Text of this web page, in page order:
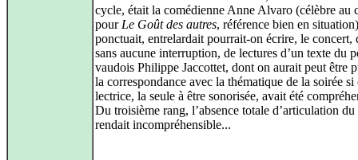
cycle, était la comédienne Anne Alvaro (célèbre au
pour Le Goût des autres, référence bien en
ponctuait, entrelardait pourrait-on écrire, le concert,
sans aucune interruption, de lectures d’un texte du
vaudois Philippe Jaccottet, dont on aurait peut être
la correspondance avec la thématique de la soirée si
lectrice, la seule à être sonorisée, avait été
Du troisième rang, l’absence totale d’articulation du
rendait incompréhensible...